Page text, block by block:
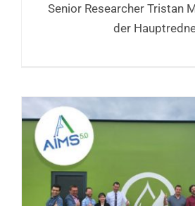
Senior Researcher Tristan
der